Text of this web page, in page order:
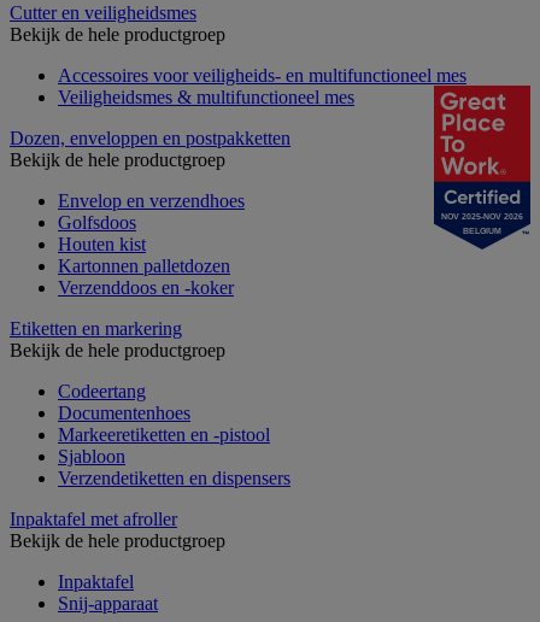
Cutter en veiligheidsmes
Bekijk de hele productgroep
Accessoires voor veiligheids- en multifunctioneel mes
Veiligheidsmes & multifunctioneel mes
Dozen, enveloppen en postpakketten
Bekijk de hele productgroep
Envelop en verzendhoes
Golfsdoos
Houten kist
Kartonnen palletdozen
Verzenddoos en -koker
Etiketten en markering
Bekijk de hele productgroep
Codeertang
Documentenhoes
Markeeretiketten en -pistool
Sjabloon
Verzendetiketten en dispensers
Inpaktafel met afroller
Bekijk de hele productgroep
Inpaktafel
Snij-apparaat
NOV 2025-NOV 2026
BELGIUM